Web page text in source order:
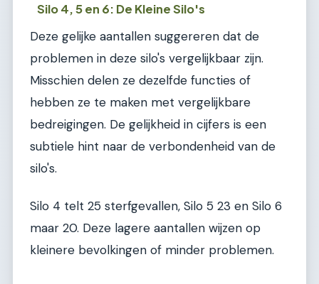
Silo 4, 5 en 6: De Kleine Silo's
Deze gelijke aantallen suggereren dat de
problemen in deze silo's vergelijkbaar zijn.
Misschien delen ze dezelfde functies of
hebben ze te maken met vergelijkbare
bedreigingen. De gelijkheid in cijfers is een
subtiele hint naar de verbondenheid van de
silo's.
Silo 4 telt 25 sterfgevallen, Silo 5 23 en Silo 6
maar 20. Deze lagere aantallen wijzen op
kleinere bevolkingen of minder problemen.